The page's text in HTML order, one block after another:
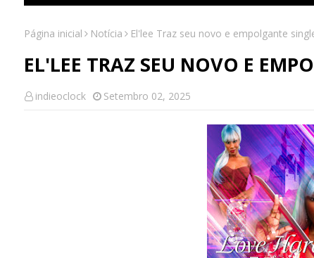
Página inicial Notícia El'lee Traz seu novo e empolgante
EL'LEE TRAZ SEU NOVO E
indieoclock Setembro 02, 2025